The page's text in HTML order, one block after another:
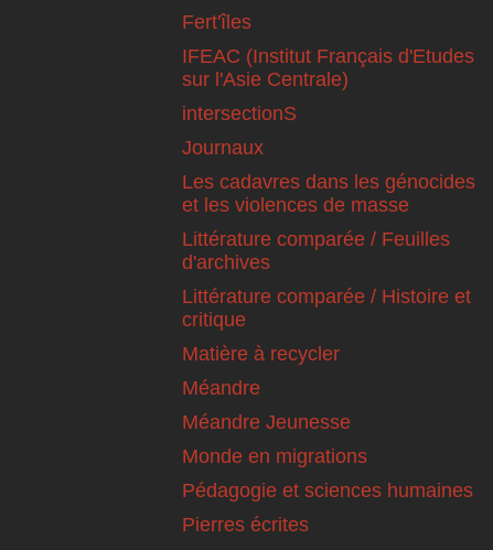
Fert'îles
IFEAC (Institut Français d'Etudes
sur l'Asie Centrale)
intersectionS
Journaux
Les cadavres dans les génocides
et les violences de masse
Littérature comparée / Feuilles
d'archives
Littérature comparée / Histoire et
critique
Matière à recycler
Méandre
Méandre Jeunesse
Monde en migrations
Pédagogie et sciences humaines
Pierres écrites